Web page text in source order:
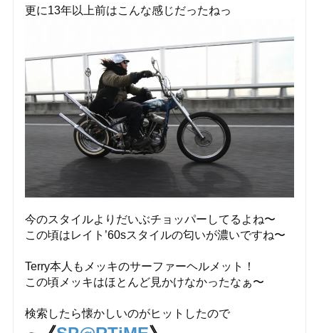
更に13年以上前はこんな感じだったねっ
今のスタイルよりだいぶチョッパーしてるよね〜
この頃はレイト’60sスタイルの匂いが濃いですね〜
Terry本人もメッキのサーファーヘルメット！
この頃メッキはほとんど見かけなかったなぁ〜
検索したら懐かしいのがヒットしたので